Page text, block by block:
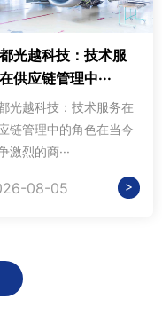
光越科技：技术服
供应链管理中···
光越科技：技术服务在
链管理中的角色在当今
激烈的商···
08-05 >